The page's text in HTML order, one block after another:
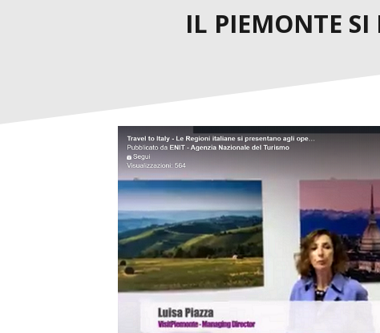
IL PIEMONTE SI